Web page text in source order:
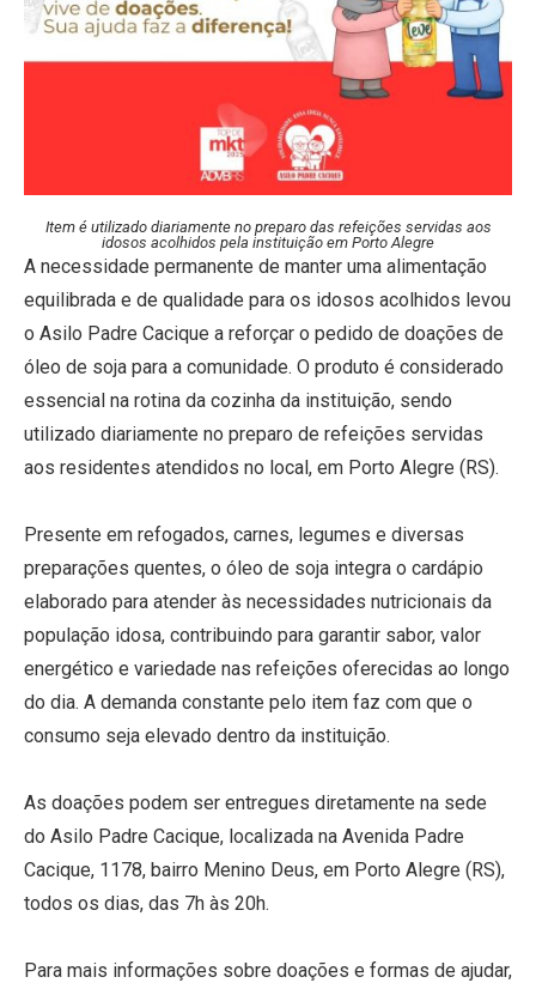
Item é utilizado diariamente no preparo das refeições servidas aos
idosos acolhidos pela instituição em Porto Alegre
A necessidade permanente de manter uma alimentação
equilibrada e de qualidade para os idosos acolhidos levou
o Asilo Padre Cacique a reforçar o pedido de doações de
óleo de soja para a comunidade. O produto é considerado
essencial na rotina da cozinha da instituição, sendo
utilizado diariamente no preparo de refeições servidas
aos residentes atendidos no local, em Porto Alegre (RS).
Presente em refogados, carnes, legumes e diversas
preparações quentes, o óleo de soja integra o cardápio
elaborado para atender às necessidades nutricionais da
população idosa, contribuindo para garantir sabor, valor
energético e variedade nas refeições oferecidas ao longo
do dia. A demanda constante pelo item faz com que o
consumo seja elevado dentro da instituição.
As doações podem ser entregues diretamente na sede
do Asilo Padre Cacique, localizada na Avenida Padre
Cacique, 1178, bairro Menino Deus, em Porto Alegre (RS),
todos os dias, das 7h às 20h.
Para mais informações sobre doações e formas de ajudar,